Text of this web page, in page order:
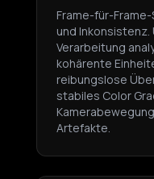
Frame-für-
und
Verarbeitung
kohärente
reibungslose
stabiles Color
Artefakte.